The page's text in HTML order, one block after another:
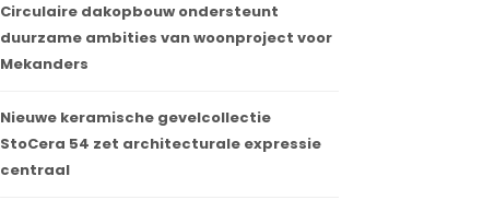
Circulaire dakopbouw ondersteunt
duurzame ambities van woonproject voor
Mekanders
Nieuwe keramische gevelcollectie
StoCera 54 zet architecturale expressie
centraal